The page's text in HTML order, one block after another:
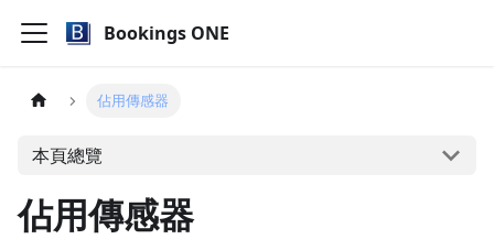
Bookings ONE
佔用傳感器
本頁總覽
佔用傳感器